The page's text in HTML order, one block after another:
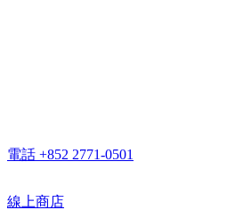
電話 +852 2771-0501
線上商店